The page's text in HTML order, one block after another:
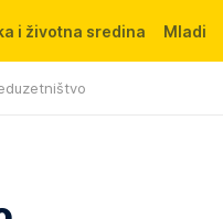
i životna sredina Mladi